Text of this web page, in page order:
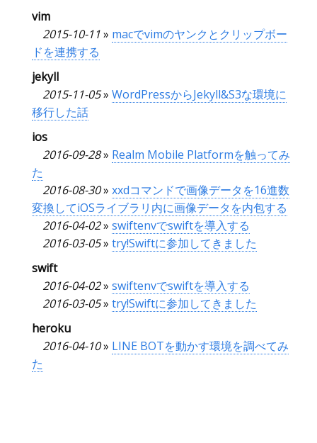
vim
2015-10-11» macでvimのヤンクとクリップボー
ドを連携する
jekyll
2015-11-05» WordPressからJekyll&S3な環境に
移行した話
ios
2016-09-28» Realm Mobile Platformを触ってみ
た
2016-08-30» xxdコマンドで画像データを16進数
変換してiOSライブラリ内に画像データを内包する
2016-04-02» swiftenvでswiftを導入する
2016-03-05» try!Swiftに参加してきました
swift
2016-04-02» swiftenvでswiftを導入する
2016-03-05» try!Swiftに参加してきました
heroku
2016-04-10» LINE BOTを動かす環境を調べてみ
た